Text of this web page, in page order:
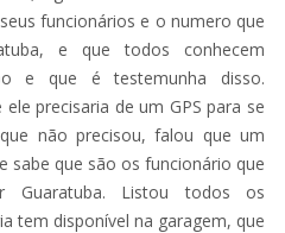
funcionários e o numero que
e que todos conhecem
e que é testemunha disso.
precisaria de um GPS para se
não precisou, falou que um
sabe que são os funcionário que
Guaratuba. Listou todos os
tem disponível na garagem, que